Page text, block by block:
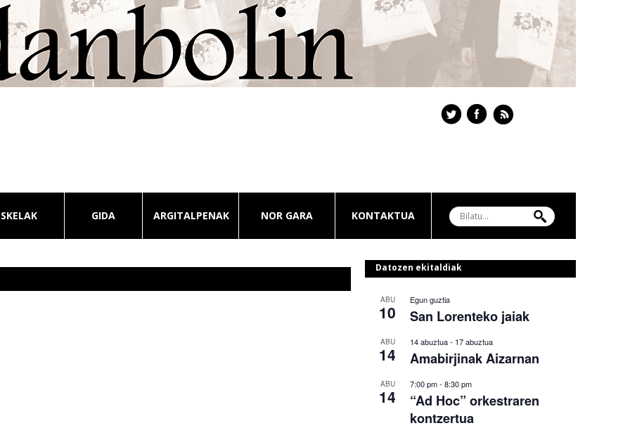
GIDA ARGITALPENAK NOR GARA KONTAKTUA
Datozen ekitaldiak
ABU
10
Egun guztia
San Lorenteko jaiak
ABU
14
14 abuztua- 17 abuztua
Amabirjinak Aizarnan
ABU
14
7:00 pm- 8:30 pm
“Ad Hoc” orkestraren
kontzertua